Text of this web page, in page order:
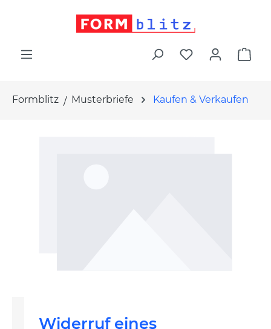
Formblitz Musterbriefe Kaufen & Verkaufen
Widerruf eines